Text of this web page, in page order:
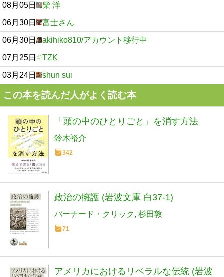
08月05日 柴 洋
06月30日 富士さん
06月30日 akihiko810/アカウント移行中
07月25日 TZK
03月24日 shun sui
この本を読んだ人がよく読む本
「頭の中のひとりごと」を消す方法
鈴木裕介
342
政治の擁護 (岩波文庫 白37-1)
バーナード・クリック 杉田敦
71
アメリカにおけるリベラルな伝統 (岩波